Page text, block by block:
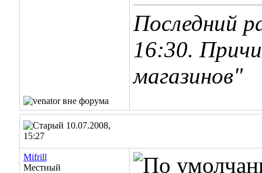
Последний
16:30.
магазинов"
10.07.2008,
15:27
Mifrill
Местный